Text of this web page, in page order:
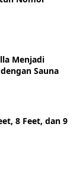
Menjadi
Sauna
8 Feet, dan 9